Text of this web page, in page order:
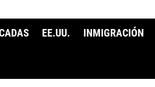
EE.UU. INMIGRACIÓN